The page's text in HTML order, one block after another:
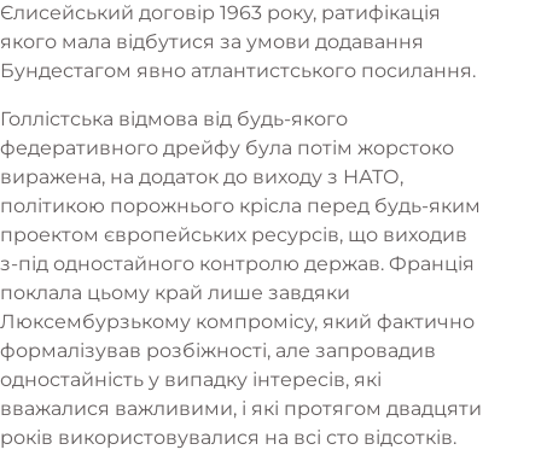
Єлисейський договір 1963 року, ратифікація
якого мала відбутися за умови додавання
Бундестагом явно атлантистського посилання.
Голлістська відмова від будь-якого
федеративного дрейфу була потім жорстоко
виражена, на додаток до виходу з НАТО,
політикою порожнього крісла перед будь-яким
проектом європейських ресурсів, що виходив
з-під одностайного контролю держав. Франція
поклала цьому край лише завдяки
Люксембурзькому компромісу, який фактично
формалізував розбіжності, але запровадив
одностайність у випадку інтересів, які
вважалися важливими, і які протягом двадцяти
років використовувалися на всі сто відсотків.